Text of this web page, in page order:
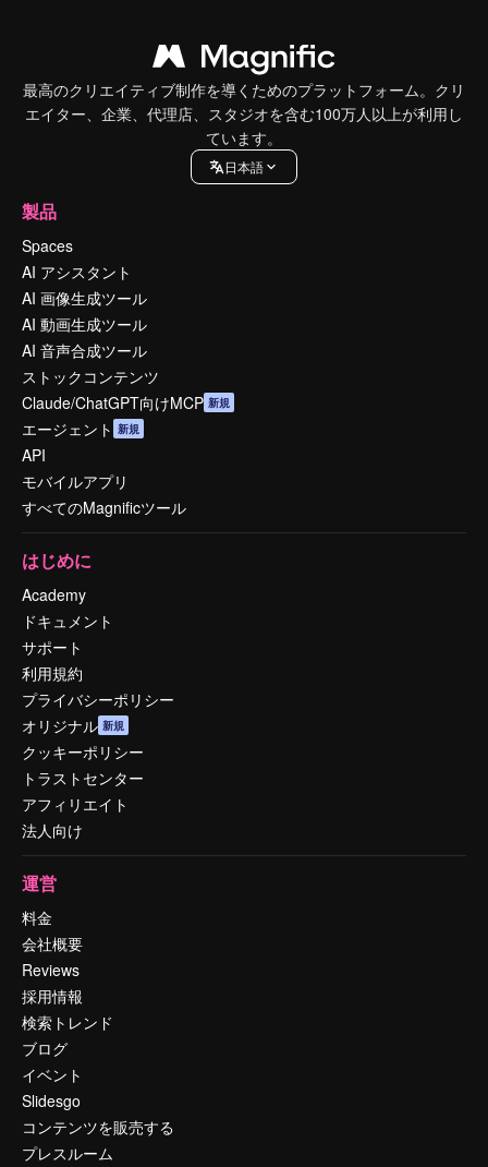
最高のクリエイティブ制作を導くためのプラットフォーム。クリ
エイター、企業、代理店、スタジオを含む100万人以上が利用し
ています。
日本語
製品
Spaces
AI アシスタント
AI 画像生成ツール
AI 動画生成ツール
AI 音声合成ツール
ストックコンテンツ
Claude/ChatGPT向けMCP 新規
エージェント 新規
API
モバイルアプリ
すべてのMagnificツール
はじめに
Academy
ドキュメント
サポート
利用規約
プライバシーポリシー
オリジナル 新規
クッキーポリシー
トラストセンター
アフィリエイト
法人向け
運営
料金
会社概要
Reviews
採用情報
検索トレンド
ブログ
イベント
Slidesgo
コンテンツを販売する
プレスルーム